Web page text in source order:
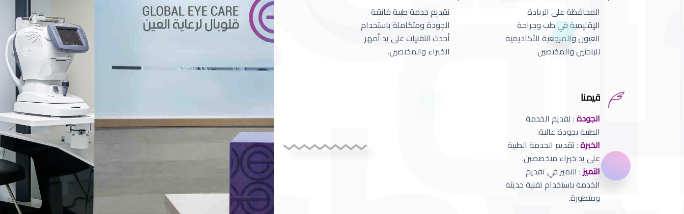
المحافظة على الريادة
الإقليمية في طب وجراحة
العيون والمرجعية الأكاديمية
للباحثين والمختصين
تقديم خدمة طبية فائقة
الجودة ومتكاملة باستخدام
أحدث التقنيات على يد أمهر
الخبراء والمختصين.
قيمنا
الجودة: تقديم الخدمة
الطبية بجودة عالية.
الخبرة: تقديم الخدمة الطبية
على يد خبراء متخصصين.
التميز: التميز في تقديم
الخدمة باستخدام تقنية حديثة
ومتطورة.